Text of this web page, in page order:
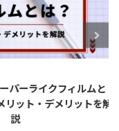
フィルムと
メリットを解
【プ